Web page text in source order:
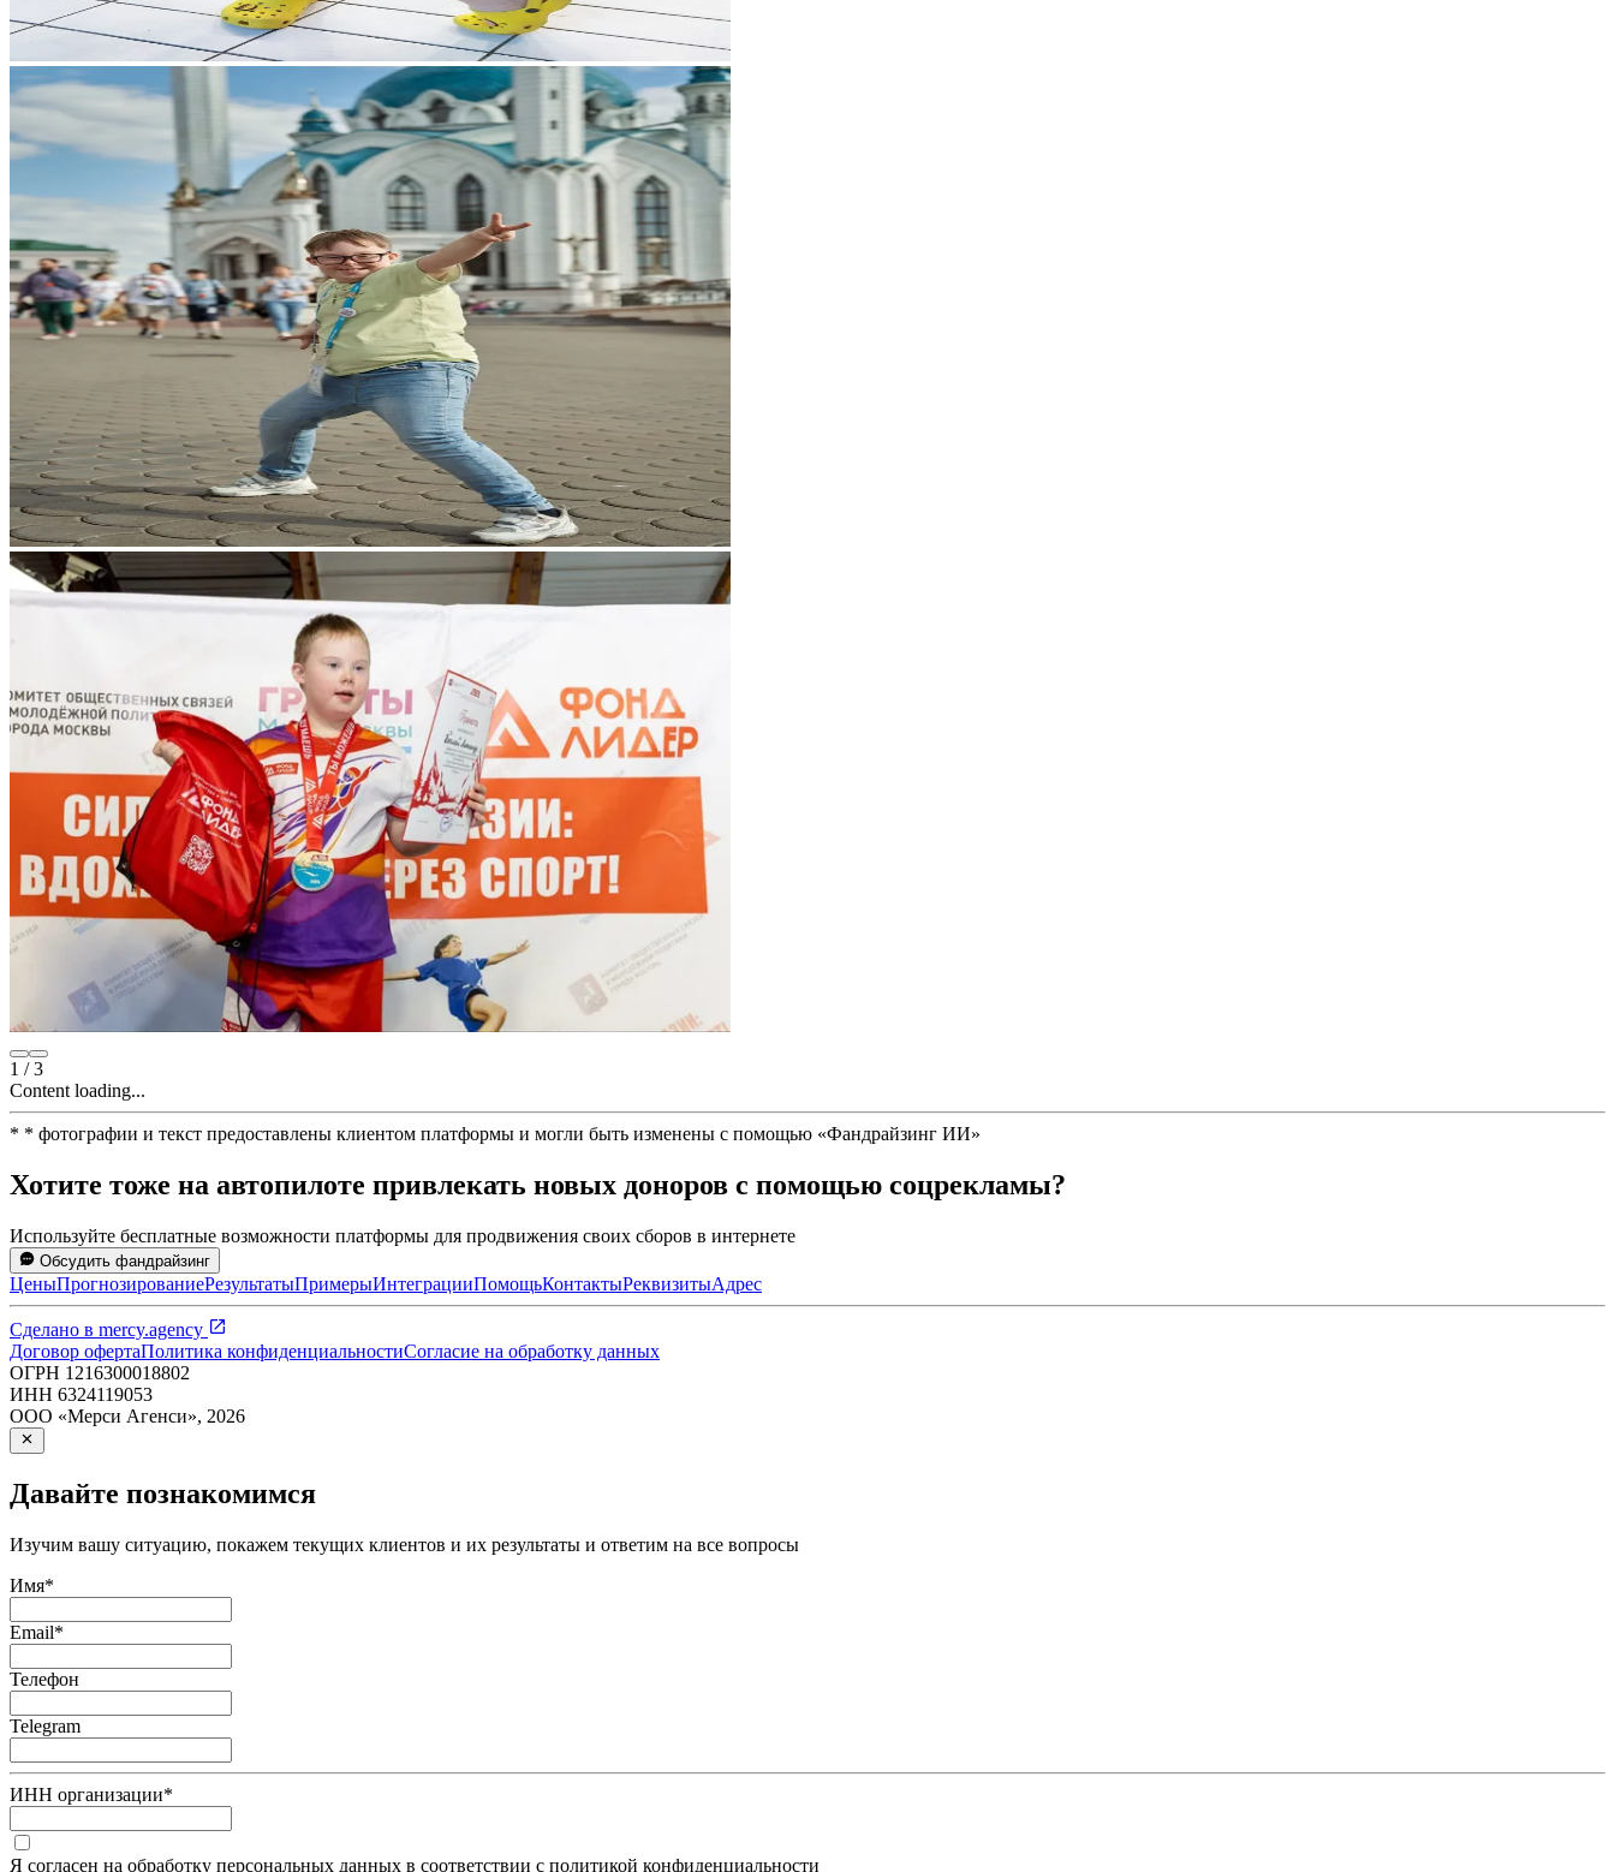
1 /3
Content loading...
* * фотографии и текст предоставлены клиентом платформы и могли быть изменены с помощью «Фандрайзинг ИИ»
Хотите тоже на автопилоте привлекать новых доноров с помощью соцрекламы?
Используйте бесплатные возможности платформы для продвижения своих сборов в интернете
Обсудить фандрайзинг
ЦеныПрогнозированиеРезультатыПримерыИнтеграцииПомощьКонтактыРеквизитыАдрес
Сделано в mercy.agency
Договор офертаПолитика конфиденциальностиСогласие на обработку данных
ОГРН 1216300018802
ИНН 6324119053
ООО «Мерси Агенси», 2026
Давайте познакомимся
Изучим вашу ситуацию, покажем текущих клиентов и их результаты и ответим на все вопросы
Имя*
Email*
Телефон
Telegram
ИНН организации*
Я согласен на обработку персональных данных в соответствии с политикой конфиденциальности